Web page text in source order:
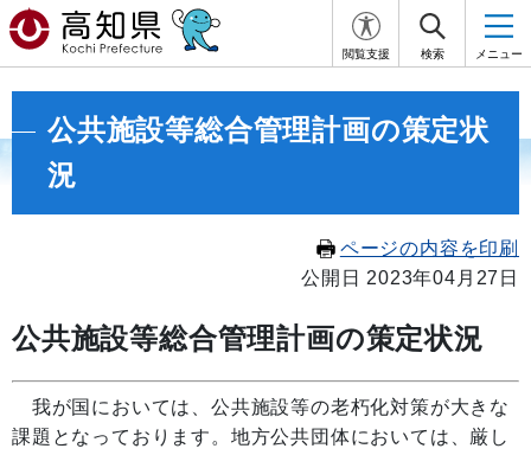
閲覧支援 検索 メニュー
公共施設等総合管理計画の策定状
況
ページの内容を印刷
公開日 2023年04月27日
公共施設等総合管理計画の策定状況
我が国においては、公共施設等の老朽化対策が大きな
課題となっております。地方公共団体においては、厳し